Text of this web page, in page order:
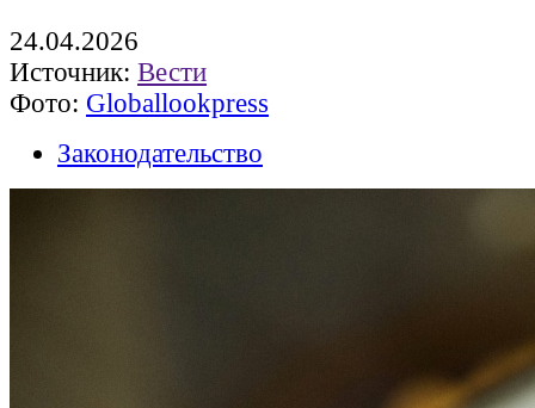
24.04.2026
Источник: Вести
Фото: Globallookpress
Законодательство